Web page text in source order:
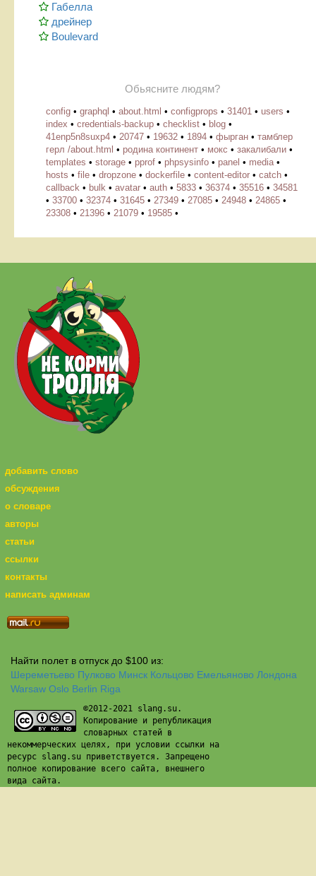
Габелла
дрейнер
Boulevard
Обьясните людям?
config • graphql • about.html • configprops • 31401 • users •
index • credentials-backup • checklist • blog •
41enp5n8suxp4 • 20747 • 19632 • 1894 • фырган • тамблер
герл /about.html • родина континент • мокс • закалибали •
templates • storage • pprof • phpsysinfo • panel • media•
hosts • file • dropzone • dockerfile • content-editor • catch •
callback • bulk • avatar • auth • 5833 • 36374 • 35516 • 34581
• 33700 • 32374 • 31645 • 27349 • 27085 • 24948 • 24865 •
23308 • 21396 • 21079 • 19585 •
добавить слово
обсуждения
о словаре
авторы
статьи
ссылки
контакты
написать админам
Найти полет в отпуск до $100 из:
Шереметьево Пулково Минск Кольцово Емельяново Лондона
Warsaw Oslo Berlin Riga
©2012-2021 slang.su.
Копирование и републикация
словарных статей в
некоммерческих целях, при условии ссылки на
ресурс slang.su приветствуется. Запрещено
полное копирование всего сайта, внешнего
вида сайта.